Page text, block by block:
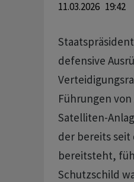
11.03.2026 19:42
defensive
Führungen
Satelliten-
der bereits seit
bereitsteht,
Schutzschild